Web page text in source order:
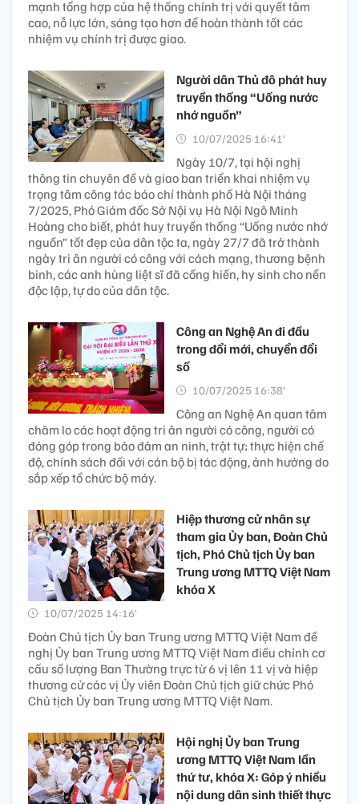
mạnh tổng hợp của hệ thống chính trị với quyết tâm
cao, nỗ lực lớn, sáng tạo hơn để hoàn thành tốt các
nhiệm vụ chính trị được giao.
Người dân Thủ đô phát huy
truyền thống “Uống nước
nhớ nguồn”
10/07/2025 16:41’
Ngày 10/7, tại hội nghị
thông tin chuyên đề và giao ban triển khai nhiệm vụ
trọng tâm công tác báo chí thành phố Hà Nội tháng
7/2025, Phó Giám đốc Sở Nội vụ Hà Nội Ngô Minh
Hoàng cho biết, phát huy truyền thống “Uống nước nhớ
nguồn” tốt đẹp của dân tộc ta, ngày 27/7 đã trở thành
ngày tri ân người có công với cách mạng, thương bệnh
binh, các anh hùng liệt sĩ đã cống hiến, hy sinh cho nền
độc lập, tự do của dân tộc.
Công an Nghệ An đi đầu
trong đổi mới, chuyển đổi
số
10/07/2025 16:38’
Công an Nghệ An quan tâm
chăm lo các hoạt động tri ân người có công, người có
đóng góp trong bảo đảm an ninh, trật tự; thực hiện chế
độ, chính sách đối với cán bộ bị tác động, ảnh hưởng do
sắp xếp tổ chức bộ máy.
Hiệp thương cử nhân sự
tham gia Ủy ban, Đoàn Chủ
tịch, Phó Chủ tịch Ủy ban
Trung ương MTTQ Việt Nam
khóa X
10/07/2025 14:16’
Đoàn Chủ tịch Ủy ban Trung ương MTTQ Việt Nam đề
nghị Ủy ban Trung ương MTTQ Việt Nam điều chỉnh cơ
cấu số lượng Ban Thường trực từ 6 vị lên 11 vị và hiệp
thương cử các vị Ủy viên Đoàn Chủ tịch giữ chức Phó
Chủ tịch Ủy ban Trung ương MTTQ Việt Nam.
Hội nghị Ủy ban Trung
ương MTTQ Việt Nam lần
thứ tư, khóa X: Góp ý nhiều
nội dung dân sinh thiết thực